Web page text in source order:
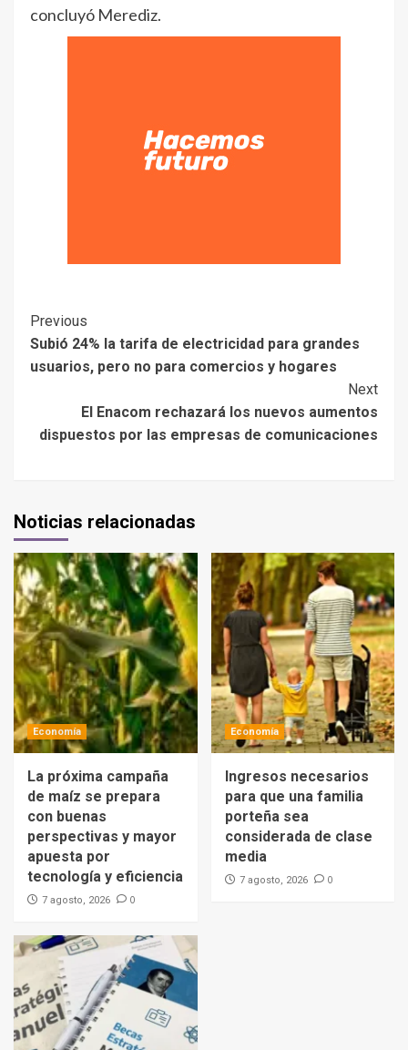
concluyó Merediz.
Previous
Subió 24% la tarifa de electricidad para grandes
usuarios, pero no para comercios y hogares
Next
El Enacom rechazará los nuevos aumentos
dispuestos por las empresas de comunicaciones
Noticias relacionadas
Economía
La próxima campaña
de maíz se prepara
con buenas
perspectivas y mayor
apuesta por
tecnología y eficiencia
7 agosto, 2026 0
Economía
Ingresos necesarios
para que una familia
porteña sea
considerada de clase
media
7 agosto, 2026 0